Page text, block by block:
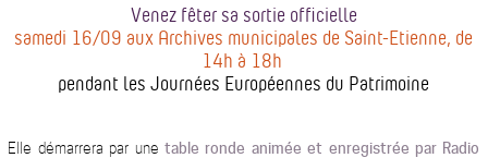
Venez fêter sa sortie officielle
samedi 16/09 aux Archives municipales de Saint-Etienne, de
14h à 18h
pendant les Journées Européennes du Patrimoine
Elle démarrera par unetable ronde animée et enregistrée par Radio